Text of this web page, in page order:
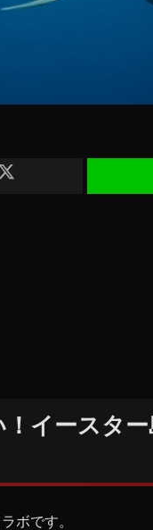
イースタ
ボです。